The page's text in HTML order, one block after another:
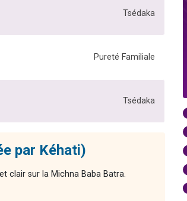
Tsédaka
Pureté Familiale
Tsédaka
par Kéhati)
clair sur la Michna Baba Batra.